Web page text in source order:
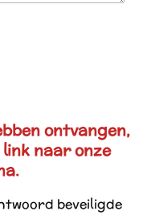
ontvangen,
naar onze
beveiligde